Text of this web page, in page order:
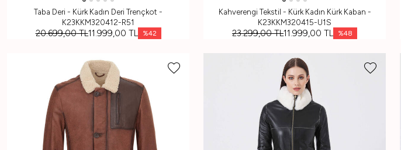
Taba Deri - Kürk Kadın Deri Trençkot -
K23KKM320412-R51
20.699,00TL11.999,00 TL %42
Kahverengi Tekstil - Kürk Kadın Kürk Kaban -
K23KKM320415-U1S
23.299,00TL11.999,00 TL %48